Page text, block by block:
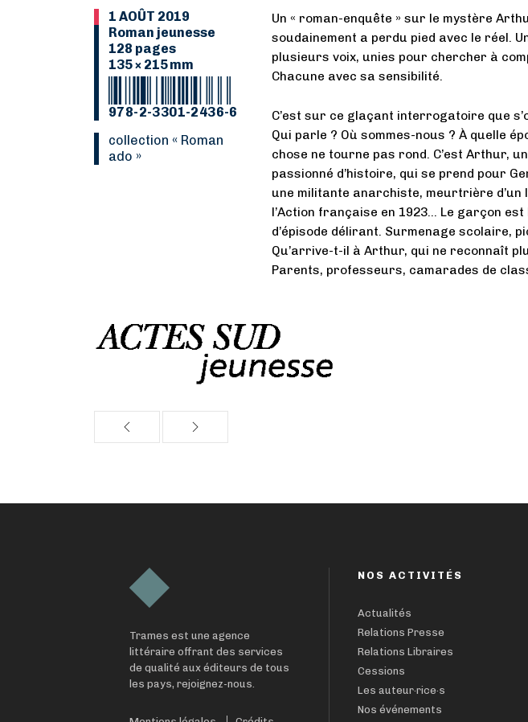
1 AOÛT 2019
Roman jeunesse
128 pages
135 × 215 mm
978-2-3301-2436-6
collection « Roman
ado »
Un « roman-enquête » sur le mystère
soudainement a perdu pied avec le réel.
plusieurs voix, unies pour chercher à
Chacune avec sa sensibilité.
C’est sur ce glaçant interrogatoire que
Qui parle ? Où sommes-nous ? À quelle
chose ne tourne pas rond. C’est Arthur,
passionné d’histoire, qui se prend pour
une militante anarchiste, meurtrière d’un
l’Action française en 1923… Le garçon
d’épisode délirant. Surmenage scolaire,
Qu’arrive-t-il à Arthur, qui ne reconnaît
Parents, professeurs, camarades de
Trames est une agence
littéraire offrant des services
de qualité aux éditeurs de tous
les pays, rejoignez-nous.
NOS ACTIVITÉS
Actualités
Relations Presse
Relations Libraires
Cessions
Les auteur·rice·s
Nos événements